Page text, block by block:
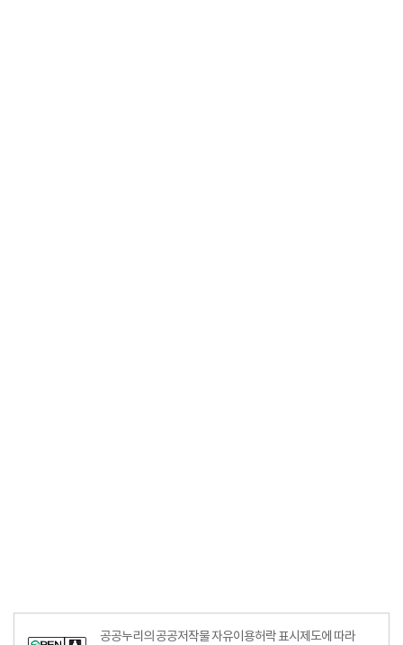
공공누리의 공공저작물 자유이용허락 표시제도에 따라